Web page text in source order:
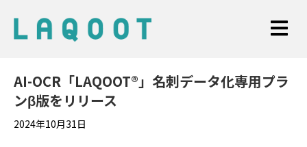
AI-OCR「LAQOOT®」名刺データ化専用プラ
ンβ版をリリース
2024年10月31日